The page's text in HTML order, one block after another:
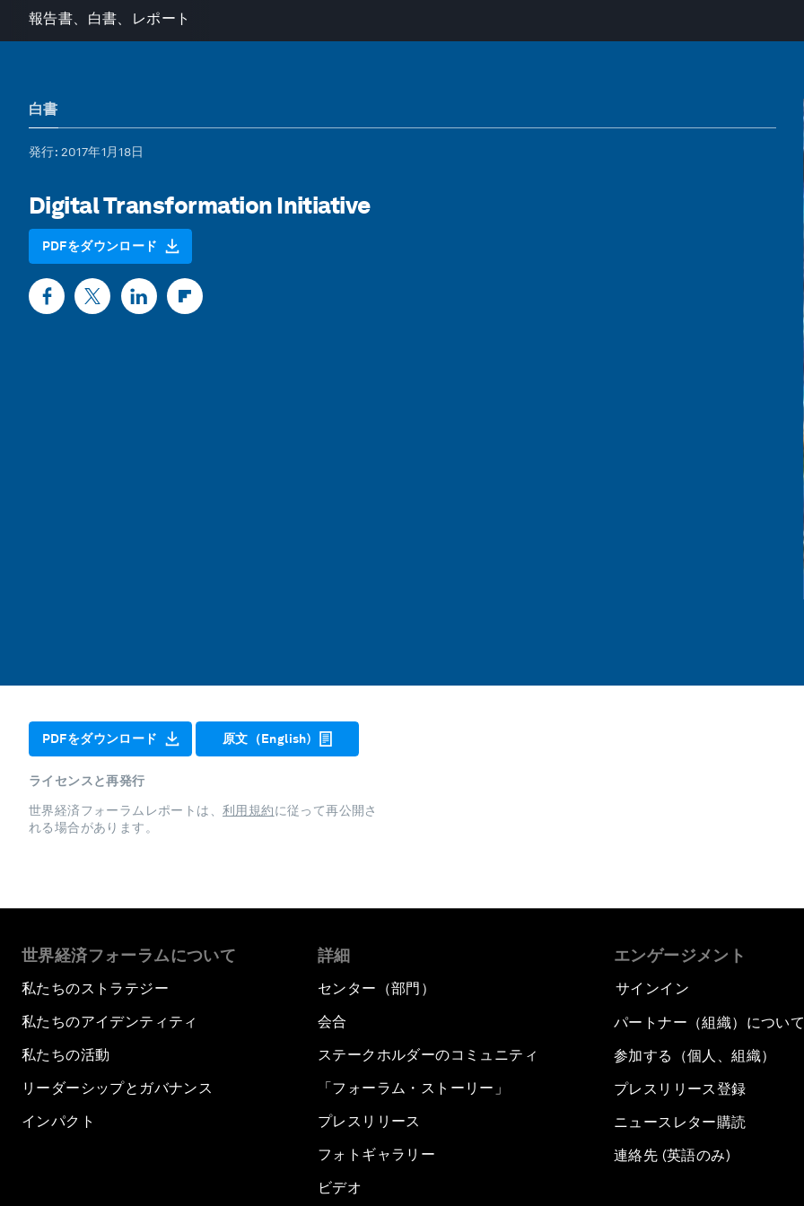
報告書、白書、レポート
白書
発行: 2017年1月18日
Digital Transformation Initiative
PDFをダウンロード
PDFをダウンロード 原文（English)
ライセンスと再発行
世界経済フォーラムレポートは、 利用規約に従って再公開さ
れる場合があります。
世界経済フォーラムについて
私たちのストラテジー
私たちのアイデンティティ
私たちの活動
リーダーシップとガバナンス
インパクト
詳細
センター（部門）
会合
ステークホルダーのコミュニティ
「フォーラム・ストーリー」
プレスリリース
フォトギャラリー
ビデオ
エンゲージメント
サインイン
パートナー（組織）について
参加する（個人、組織）
プレスリリース登録
ニュースレター購読
連絡先 (英語のみ)